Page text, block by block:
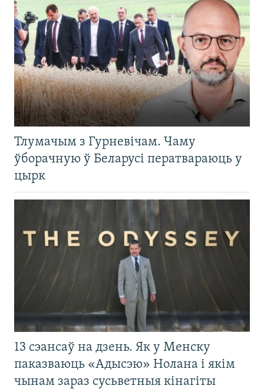
Тлумачым з Гурневічам. Чаму
ўборачную ў Беларусі ператвараюць у
цырк
13 сэансаў на дзень. Як у Менску
паказваюць «Адысэю» Нолана і якім
чынам зараз сусьветныя кінагіты